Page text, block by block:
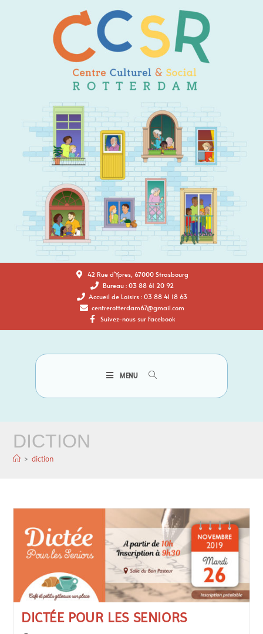
42 Rue d'Ypres, 67000 Strasbourg
Bureau : 03 88 61 20 92
Accueil de Loisirs : 03 88 41 18 63
centrerotterdam67@gmail.com
Suivez-nous sur Facebook
MENU
DICTION
> diction
DICTÉE POUR LES SENIORS